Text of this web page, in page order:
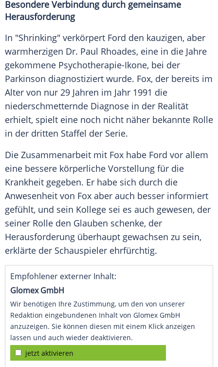
Besondere Verbindung durch gemeinsame
Herausforderung
In "Shrinking" verkörpert Ford den kauzigen, aber
warmherzigen Dr. Paul Rhoades, eine in die Jahre
gekommene Psychotherapie-Ikone, bei der
Parkinson diagnostiziert wurde. Fox, der bereits im
Alter von nur 29 Jahren im Jahr 1991 die
niederschmetternde Diagnose in der Realität
erhielt, spielt eine noch nicht näher bekannte Rolle
in der dritten Staffel der Serie.
Die Zusammenarbeit mit Fox habe Ford vor allem
eine bessere körperliche Vorstellung für die
Krankheit gegeben. Er habe sich durch die
Anwesenheit von Fox aber auch besser informiert
gefühlt, und sein Kollege sei es auch gewesen, der
seiner Rolle den Glauben schenke, der
Herausforderung überhaupt gewachsen zu sein,
erklärte der Schauspieler ehrfürchtig.
Empfohlener externer Inhalt:
Glomex GmbH
Wir benötigen Ihre Zustimmung, um den von unserer
Redaktion eingebundenen Inhalt von Glomex GmbH
anzuzeigen. Sie können diesen mit einem Klick anzeigen
lassen und auch wieder deaktivieren.
jetzt aktivieren